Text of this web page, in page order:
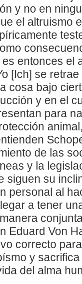
y no en
el altruismo
entonces el
[Ich] se
cosa bajo
y en el
para
de las
y la
siguen su
personal al
a tener
Eduard Von
correcto
y
del alma